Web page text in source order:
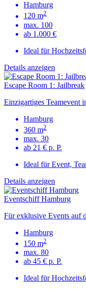
Hamburg
120 m2
max. 100
ab 1.000 €
Ideal für
Details anzeigen
Escape Room 1: Jailbreak
Einzigartiges Teamevent
Hamburg
360 m2
max. 30
ab 21 € p. P.
Ideal für Event,
Details anzeigen
Eventschiff Hamburg
Für exklusive Events auf
Hamburg
150 m2
max. 80
ab 45 € p. P.
Ideal für